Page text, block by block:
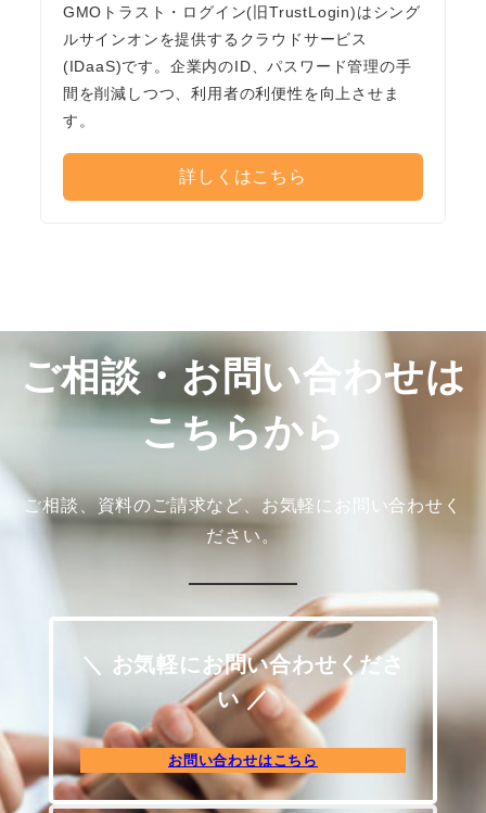
GMOトラスト・ログイン(旧TrustLogin)はシング
ルサインオンを提供するクラウドサービス
(IDaaS)です。企業内のID、パスワード管理の手
間を削減しつつ、利用者の利便性を向上させま
す。
詳しくはこちら
ご相談・お問い合わせは
こちらから
ご相談、資料のご請求など、お気軽にお問い合わせく
ださい。
＼ お気軽にお問い合わせくださ
い ／
お問い合わせはこちら